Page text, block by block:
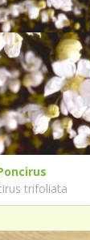
trifoliata